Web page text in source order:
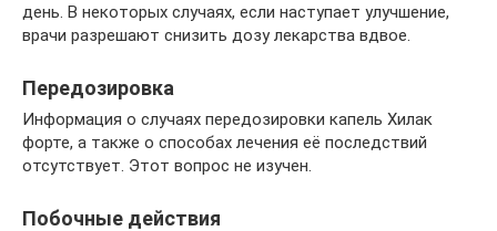
день. В некоторых случаях, если наступает улучшение,
врачи разрешают снизить дозу лекарства вдвое.
Передозировка
Информация о случаях передозировки капель Хилак
форте, а также о способах лечения её последствий
отсутствует. Этот вопрос не изучен.
Побочные действия